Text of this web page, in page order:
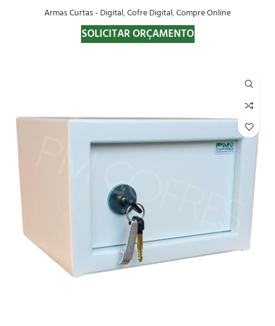
Armas Curtas - Digital,Cofre Digital,Compre Online
SOLICITAR ORÇAMENTO